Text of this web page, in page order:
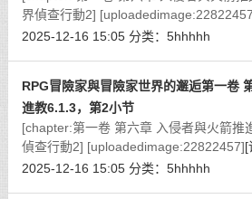
界偵查行動2]
2025-12-16 15:05 分类： 5hhhhh
RPG冒險家與冒險家世界的邂逅第一卷
進教6.1.3，第2小节
[chapter:第一卷 第六章 入侵者與火箭推
偵查行動2] [uploadedimage:22822457][
2025-12-16 15:05 分类： 5hhhhh